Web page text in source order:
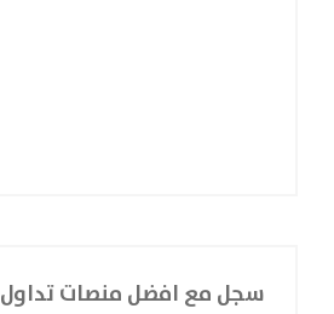
سجل مع افضل منصات تداول